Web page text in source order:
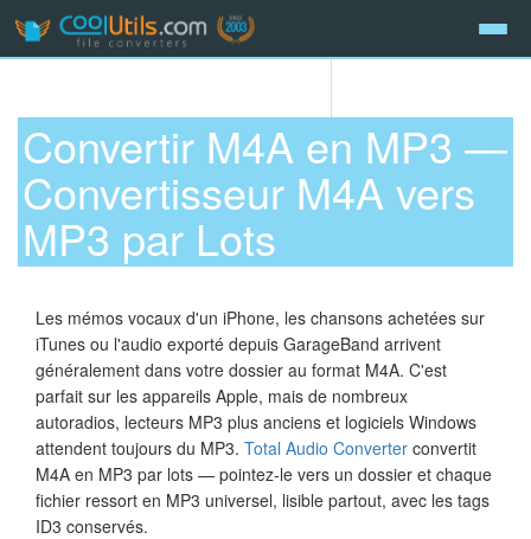
Convertir M4A en MP3 —
Convertisseur M4A vers
MP3 par Lots
Les mémos vocaux d'un iPhone, les chansons achetées sur
iTunes ou l'audio exporté depuis GarageBand arrivent
généralement dans votre dossier au format M4A. C'est
parfait sur les appareils Apple, mais de nombreux
autoradios, lecteurs MP3 plus anciens et logiciels Windows
attendent toujours du MP3. Total Audio Converter convertit
M4A en MP3 par lots — pointez-le vers un dossier et chaque
fichier ressort en MP3 universel, lisible partout, avec les tags
ID3 conservés.